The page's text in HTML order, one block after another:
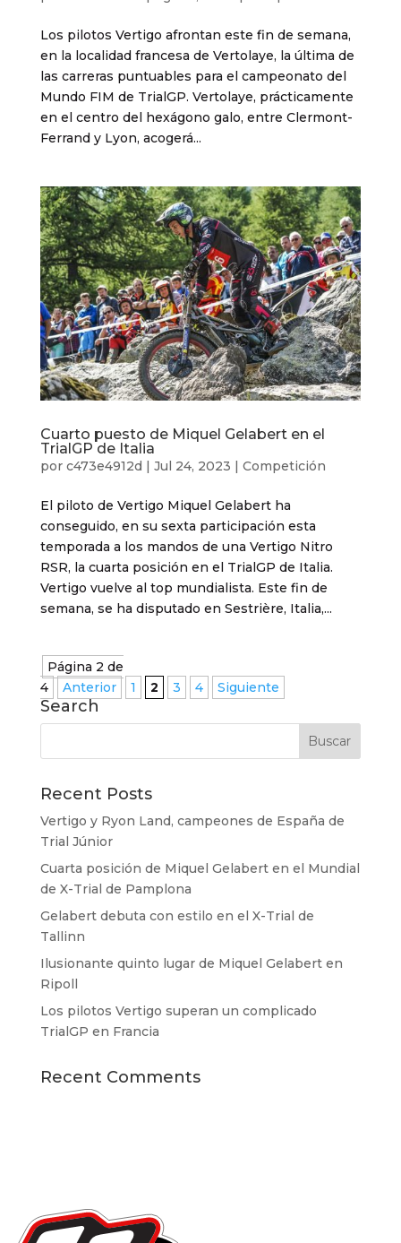
Los pilotos Vertigo afrontan este fin de semana,
en la localidad francesa de Vertolaye, la última de
las carreras puntuables para el campeonato del
Mundo FIM de TrialGP. Vertolaye, prácticamente
en el centro del hexágono galo, entre Clermont-
Ferrand y Lyon, acogerá...
Cuarto puesto de Miquel Gelabert en el
TrialGP de Italia
por c473e4912d | Jul 24, 2023 | Competición
El piloto de Vertigo Miquel Gelabert ha
conseguido, en su sexta participación esta
temporada a los mandos de una Vertigo Nitro
RSR, la cuarta posición en el TrialGP de Italia.
Vertigo vuelve al top mundialista. Este fin de
semana, se ha disputado en Sestrière, Italia,...
Página 2 de
4
Anterior 1 2 3 4 Siguiente
Search
Recent Posts
Vertigo y Ryon Land, campeones de España de
Trial Júnior
Cuarta posición de Miquel Gelabert en el Mundial
de X-Trial de Pamplona
Gelabert debuta con estilo en el X-Trial de
Tallinn
Ilusionante quinto lugar de Miquel Gelabert en
Ripoll
Los pilotos Vertigo superan un complicado
TrialGP en Francia
Recent Comments